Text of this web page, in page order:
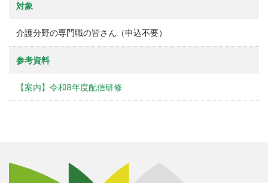
対象
介護分野の専門職の皆さん（申込不要）
参考資料
【案内】令和8年度配信研修